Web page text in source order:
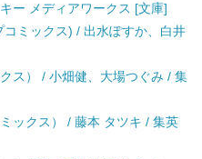
ー メディアワークス [文庫]
ミックス) / 出水ぽすか、白井
ス） / 小畑健、大場つぐみ / 集
ックス） / 藤本 タツキ / 集英